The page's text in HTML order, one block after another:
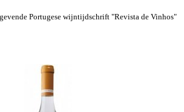
Portugese wijntijdschrift "Revista de Vinhos"